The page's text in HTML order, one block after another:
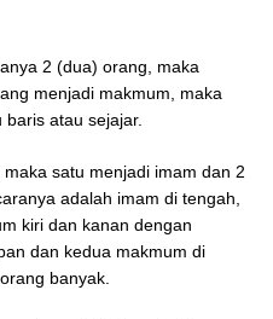
2 (dua) orang, maka
menjadi makmum, maka
atau sejajar.
satu menjadi imam dan 2
adalah imam di tengah,
kiri dan kanan dengan
dan kedua makmum di
banyak.